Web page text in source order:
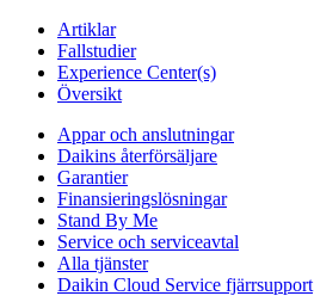
Artiklar
Fallstudier
Experience Center(s)
Översikt
Appar och anslutningar
Daikins återförsäljare
Garantier
Finansieringslösningar
Stand By Me
Service och serviceavtal
Alla tjänster
Daikin Cloud Service fjärrsupport